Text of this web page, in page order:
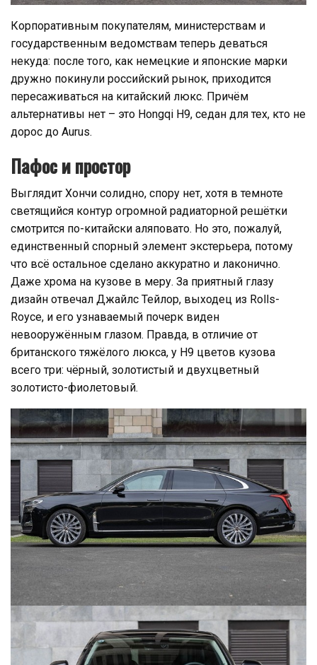
Корпоративным покупателям, министерствам и
государственным ведомствам теперь деваться
некуда: после того, как немецкие и японские марки
дружно покинули российский рынок, приходится
пересаживаться на китайский люкс. Причём
альтернативы нет – это Hongqi H9, седан для тех, кто не
дорос до Aurus.
Пафос и простор
Выглядит Хончи солидно, спору нет, хотя в темноте
светящийся контур огромной радиаторной решётки
смотрится по-китайски аляповато. Но это, пожалуй,
единственный спорный элемент экстерьера, потому
что всё остальное сделано аккуратно и лаконично.
Даже хрома на кузове в меру. За приятный глазу
дизайн отвечал Джайлс Тейлор, выходец из Rolls-
Royce, и его узнаваемый почерк виден
невооружённым глазом. Правда, в отличие от
британского тяжёлого люкса, у Н9 цветов кузова
всего три: чёрный, золотистый и двухцветный
золотисто-фиолетовый.